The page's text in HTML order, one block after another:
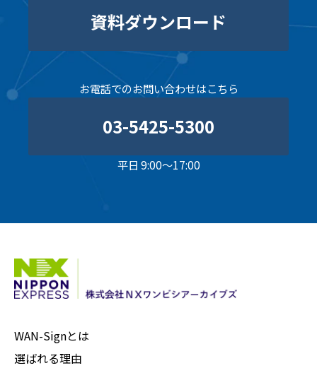
資料ダウンロード
お電話でのお問い合わせはこちら
03-5425-5300
平日 9:00～17:00
WAN-Signとは
選ばれる理由